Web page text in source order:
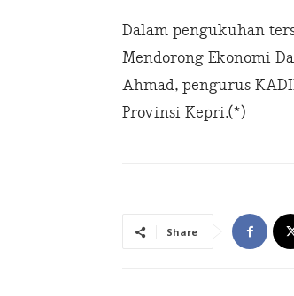
Dalam pengukuhan
Mendorong Ekonomi
Ahmad, pengurus
Provinsi Kepri.(*)
Share